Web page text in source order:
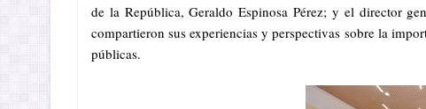
de la República, Geraldo Espinosa Pérez; y el director
compartieron sus experiencias y perspectivas sobre la
públicas.